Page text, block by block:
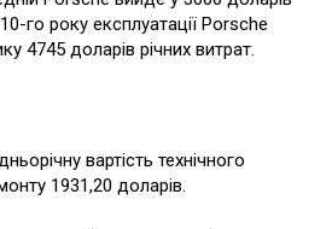
го року експлуатації Porsche
4745 доларів річних витрат.
вартість технічного
1931,20 доларів.